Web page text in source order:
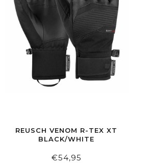
REUSCH VENOM R-TEX XT
BLACK/WHITE
€54,95